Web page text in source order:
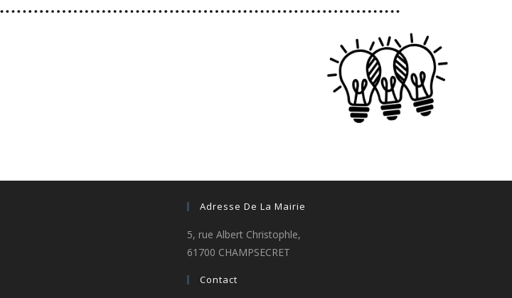
Adresse De La Mairie
5, rue Albert Christophle,
61700 CHAMPSECRET
Contact